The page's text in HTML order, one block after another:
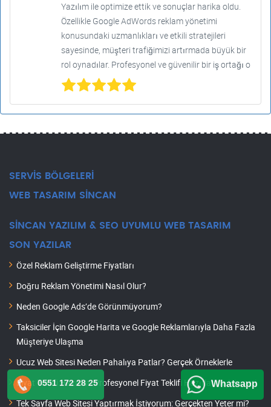
Yazılım ile optimize ettik ve sonuçlar harika oldu.
Özellikle Google AdWords reklam yönetimi
konusundaki uzmanlıkları ve etkili stratejileri
sayesinde, müşteri trafiğimizi artırmada büyük bir
rol oynadılar. Profesyonel ve güvenilir bir iş ortağı o
SERVİS BÖLGELERİ
WEB TASARIM SİNCAN
SİNCAN YAZILIM & SEO UYUMLU WEB TASARIM
SON YAZILAR
Özel Reklam Geliştirme Fiyatları
Doğru Reklam Yönetimi Nasıl Olur?
Neden Google Ads’de Görünmüyorum?
Taksiciler İçin Google Harita ve Google Reklamlarıyla Daha Fazla
Müşteriye Ulaşma
Ucuz Web Sitesi Neden Pahalıya Patlar? Gerçek Örneklerle
Fiyat Teklifi Hazırlat: Profesyonel Fiyat Teklifi Hazırlatma Hizmeti
Tek Sayfa Web Sitesi Yaptırmak İstiyorum: Gerçekten Yeter mi?
0551 172 28 25 Whatsapp